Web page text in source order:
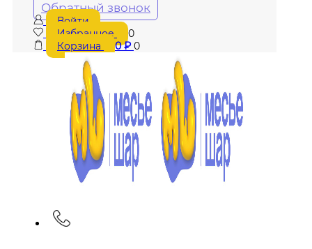
Обратный звонок
Войти
Избранное
0
Корзина
0₽ 0